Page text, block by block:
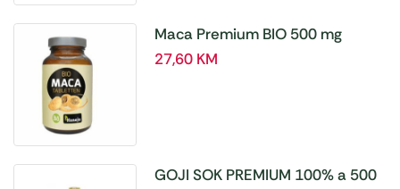
Maca Premium BIO 500 mg
tablete, a180 tbl – Hanoju
27,60 KM
GOJI SOK PREMIUM 100% a 500